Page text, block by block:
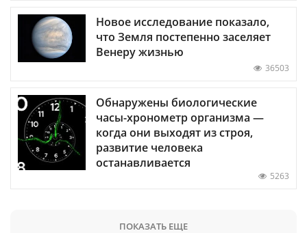
Новое исследование показало,
что Земля постепенно заселяет
Венеру жизнью
36503
Обнаружены биологические
часы-хронометр организма —
когда они выходят из строя,
развитие человека
останавливается
5263
ПОКАЗАТЬ ЕЩЕ